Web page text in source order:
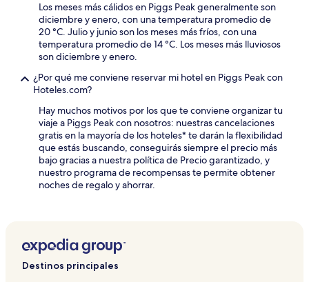
Los meses más cálidos en Piggs Peak generalmente son
diciembre y enero, con una temperatura promedio de
20 °C. Julio y junio son los meses más fríos, con una
temperatura promedio de 14 °C. Los meses más lluviosos
son diciembre y enero.
¿Por qué me conviene reservar mi hotel en Piggs Peak con
Hoteles.com?
Hay muchos motivos por los que te conviene organizar tu
viaje a Piggs Peak con nosotros: nuestras cancelaciones
gratis en la mayoría de los hoteles* te darán la flexibilidad
que estás buscando, conseguirás siempre el precio más
bajo gracias a nuestra política de Precio garantizado, y
nuestro programa de recompensas te permite obtener
noches de regalo y ahorrar.
Destinos principales